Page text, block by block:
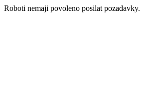
Roboti nemaji povoleno posilat pozadavky.